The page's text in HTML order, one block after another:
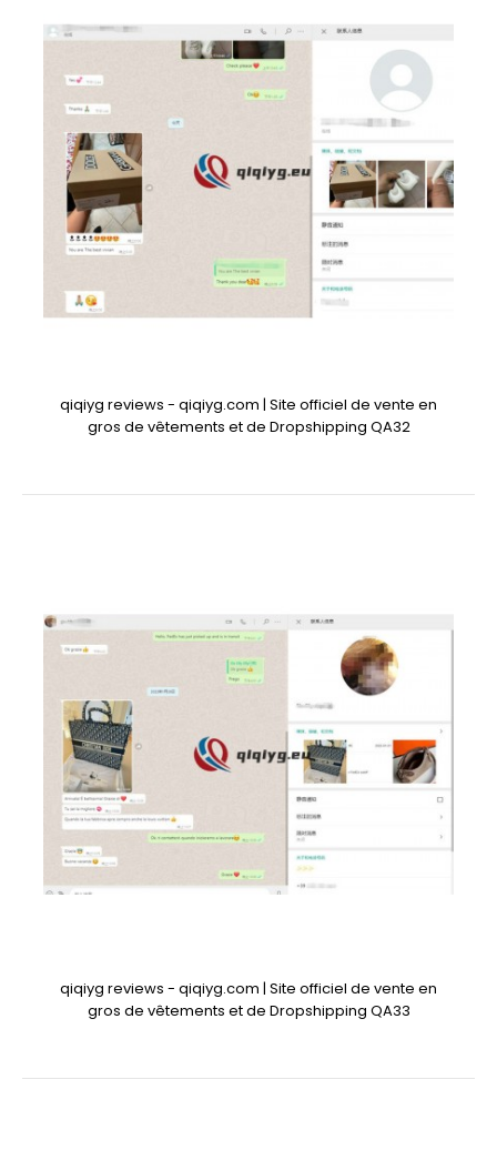
qiqiyg reviews - qiqiyg.com | Site officiel de vente en
gros de vêtements et de Dropshipping QA32
qiqiyg reviews - qiqiyg.com | Site officiel de vente en
gros de vêtements et de Dropshipping QA33